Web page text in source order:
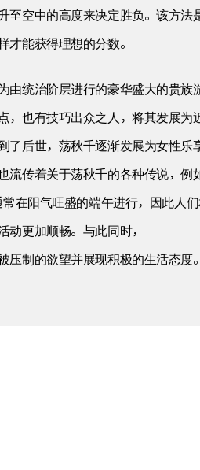
空中的高度来决定胜负。该方法
能获得理想的分数。
统治阶层进行的豪华盛大的贵族
也有技巧出众之人，将其发展为
后世，荡秋千逐渐发展为女性乐
传着关于荡秋千的各种传说，例
在阳气旺盛的端午进行，因此人
更加顺畅。与此同时，
制的欲望并展现积极的生活态度